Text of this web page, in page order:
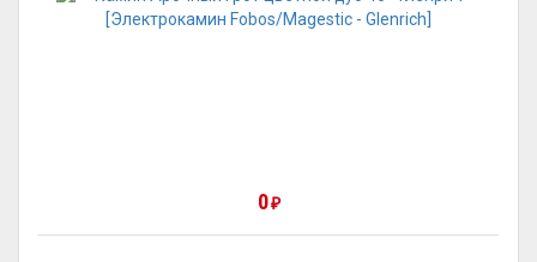
0₽